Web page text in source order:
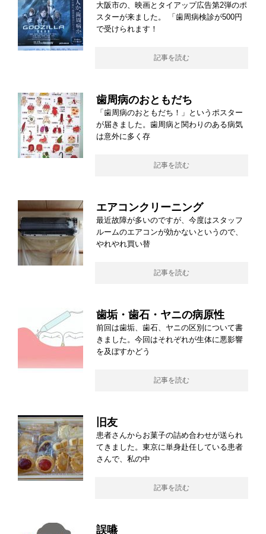
大阪市の、映画とタイアップ広告第2弾のポ
スターが来ました。 「歯周病検診が500円
で受けられます！
記事を読む
歯周病のおともだち
「歯周病のおともだち！」というポスター
が届きました。歯周病と関わりのある病気
は意外に多く存
記事を読む
エアコンクリーニング
最近故障が多いのですが、今度はスタッフ
ルームのエアコンが効かないというので、
やれやれ買い替
記事を読む
歯垢・歯石・ヤニの病原性
前回は歯垢、歯石、ヤニの区別について書
きました。今回はそれぞれが生体に悪影響
を及ぼすかどう
記事を読む
旧友
患者さんからお菓子の詰め合わせが送られ
てきました。東京に単身赴任している患者
さんで、私の中
記事を読む
誤嚥